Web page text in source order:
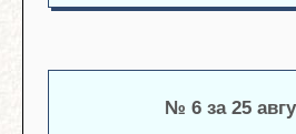
№ 6 за 25